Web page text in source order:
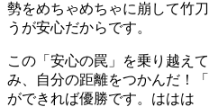
勢をめちゃめちゃに崩して竹
うが安心だからです。
この「安心の罠」を乗り越え
み、自分の距離をつかんだ！
ができれば優勝です。ははは